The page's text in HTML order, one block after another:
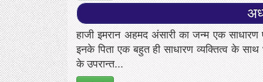
हाजी इमरान अहमद अंसारी का जन्म एक
इनके पिता एक बहुत ही साधारण व्यक्तित्व के
के उपरान्त...